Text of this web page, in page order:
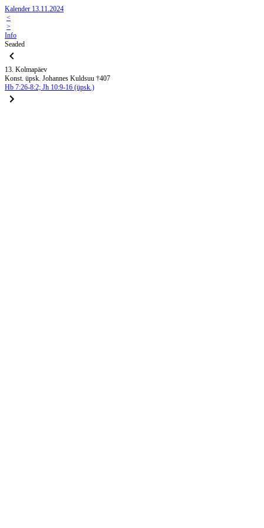
Kalender 13.11.2024
<
>
Info
Seaded
13. Kolmapäev
Konst. üpsk. Johannes Kuldsuu †407
Hb 7:26-8:2; Jh 10:9-16 (üpsk.)